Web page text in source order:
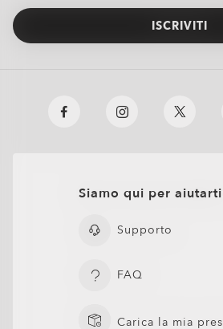
ISCRIVITI
Siamo qui per
Supporto
FAQ
Carica la mia